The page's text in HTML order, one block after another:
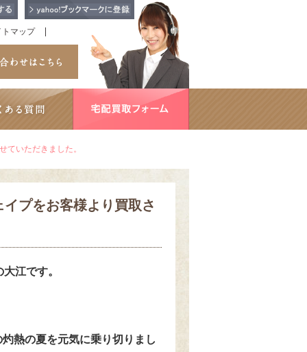
トマップ
ていただきました。
プをお客様より買取さ
江です。
熱の夏を元気に乗り切りまし